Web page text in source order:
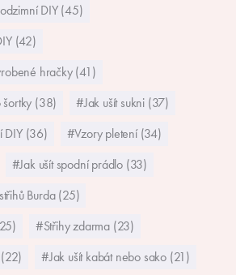
DIY (45)
(42)
hračky (41)
šortky (38)
#Jak ušít sukni (37)
DIY (36)
#Vzory pletení (34)
#Jak ušít spodní prádlo (33)
Burda (25)
#Střihy zdarma (23)
#Jak ušít kabát nebo sako (21)